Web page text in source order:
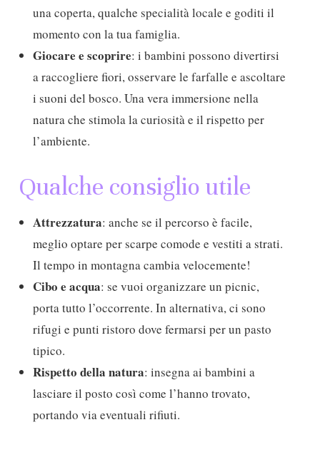
una coperta, qualche specialità locale e goditi il
momento con la tua famiglia.
Giocare e scoprire: i bambini possono divertirsi
a raccogliere fiori, osservare le farfalle e ascoltare
i suoni del bosco. Una vera immersione nella
natura che stimola la curiosità e il rispetto per
l’ambiente.
Qualche consiglio utile
Attrezzatura: anche se il percorso è facile,
meglio optare per scarpe comode e vestiti a strati.
Il tempo in montagna cambia velocemente!
Cibo e acqua: se vuoi organizzare un picnic,
porta tutto l’occorrente. In alternativa, ci sono
rifugi e punti ristoro dove fermarsi per un pasto
tipico.
Rispetto della natura: insegna ai bambini a
lasciare il posto così come l’hanno trovato,
portando via eventuali rifiuti.